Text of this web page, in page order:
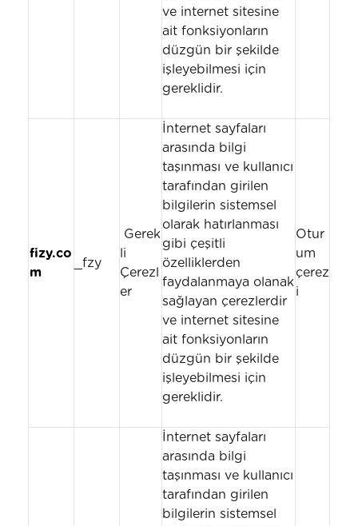
ve internet sitesine
ait fonksiyonların
düzgün bir şekilde
işleyebilmesi için
gereklidir.
fizy.co
m
_fzy
Gerek
li
Çerezl
er
İnternet sayfaları
arasında bilgi
taşınması ve kullanıcı
tarafından girilen
bilgilerin sistemsel
olarak hatırlanması
gibi çeşitli
özelliklerden
faydalanmaya olanak
sağlayan çerezlerdir
ve internet sitesine
ait fonksiyonların
düzgün bir şekilde
işleyebilmesi için
gereklidir.
Otur
um
çerez
i
İnternet sayfaları
arasında bilgi
taşınması ve kullanıcı
tarafından girilen
bilgilerin sistemsel